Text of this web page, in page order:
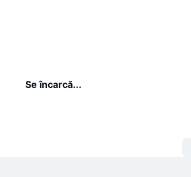
Se încarcă...